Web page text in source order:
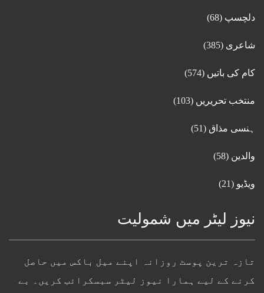
دلچسپ (68)
شاعری (385)
کام کی باتیں (574)
منتخب تحریریں (103)
ہنسی مذاق (51)
والدین (58)
ویڈیو (21)
نیوز لیٹر میں شمولیت
تازہ ترین پوسٹ روزانہ اپنے میل باکس میں حاصل
کرنے کے لیے ہمارا نیوز لیٹر سبسکرائب کریں۔ بے